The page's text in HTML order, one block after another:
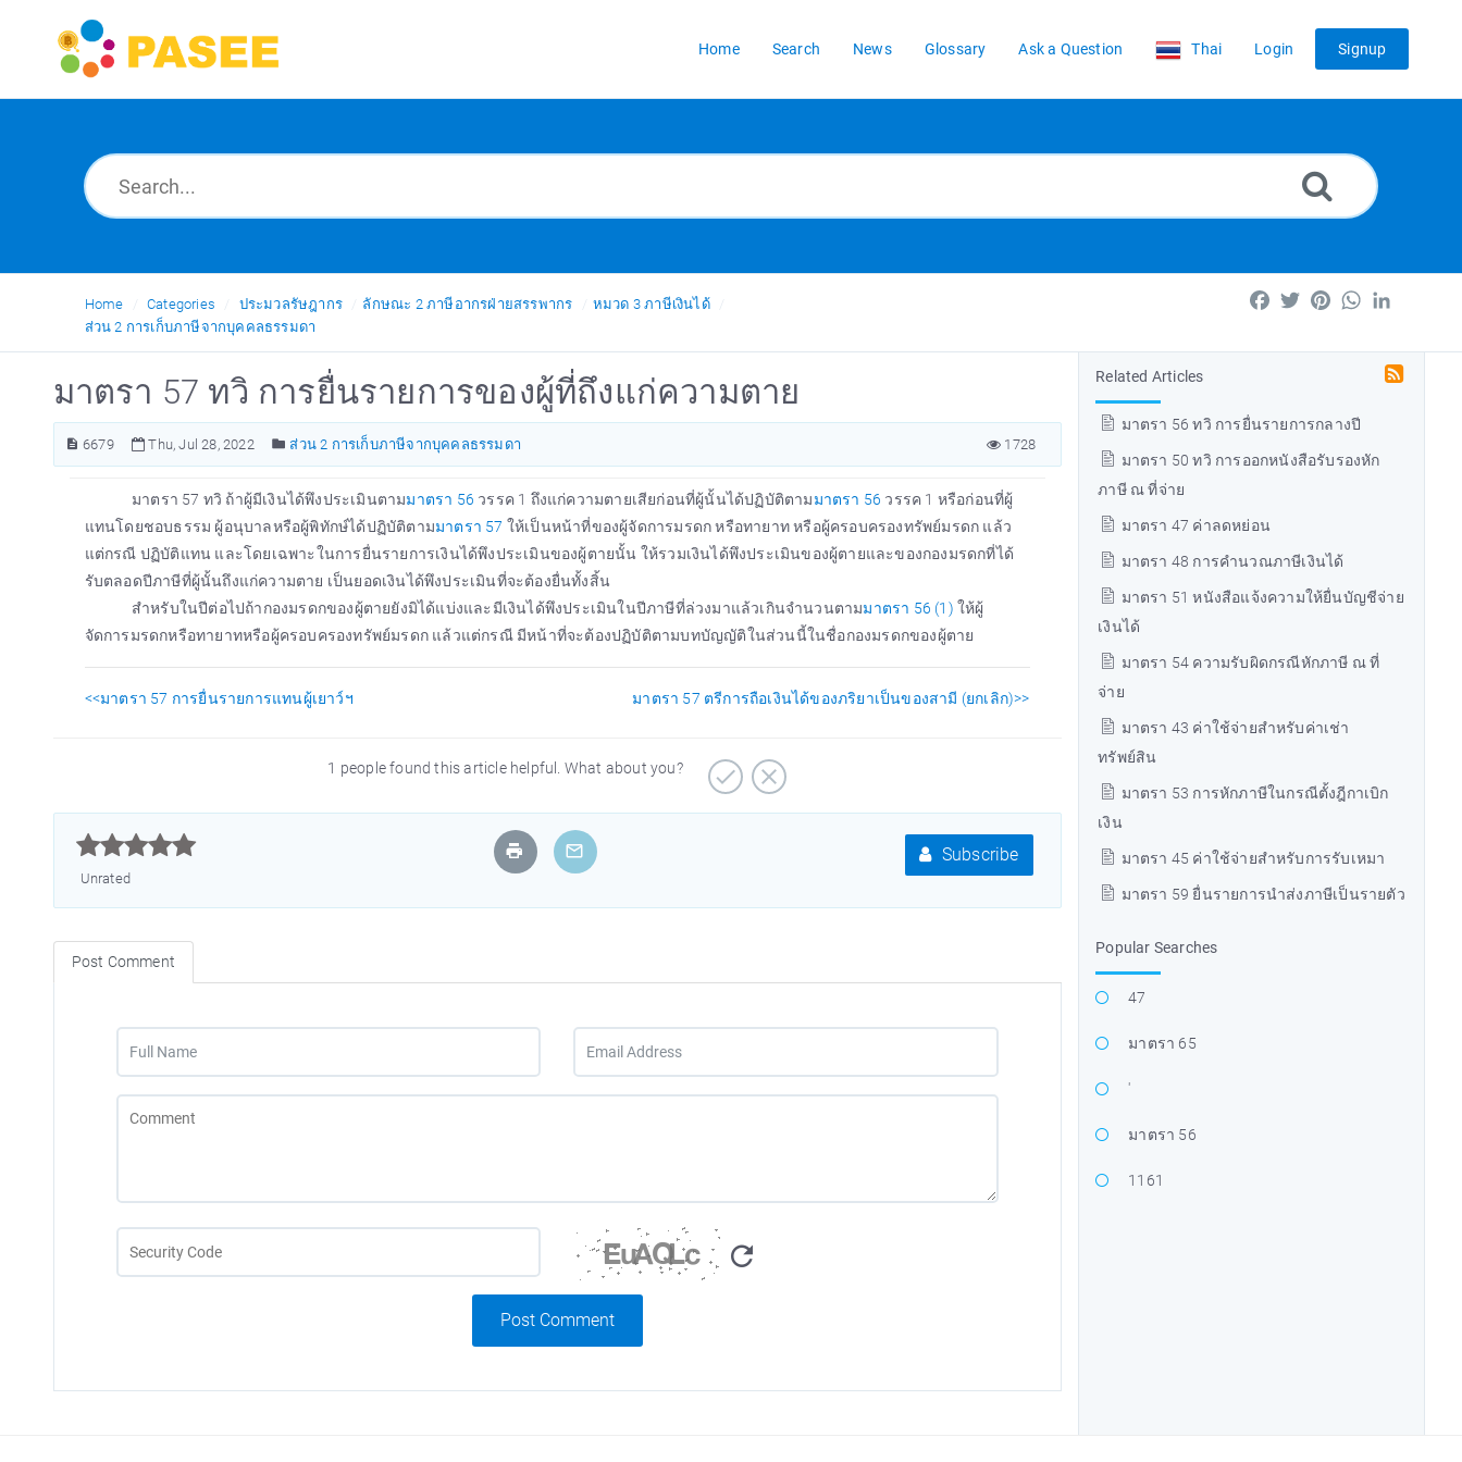
Home Search News Glossary Ask a Question Thai Login Signup
Home Categories ประมวลรัษฎากร ลักษณะ 2 ภาษีอากรฝ่ายสรรพากร
หมวด 3 ภาษีเงินได้
ส่วน 2 การเก็บภาษีจากบุคคลธรรมดา
Facebook
TwitterPinterestWhatsApp
Related Articles
มาตรา 56 ทวิ การยื่นรายการกลางปี
มาตรา 50 ทวิ การออกหนังสือรับรองหัก
ภาษี ณ ที่จ่าย
มาตรา 47 ค่าลดหย่อน
มาตรา 48 การคำนวณภาษีเงินได้
มาตรา 51 หนังสือแจ้งความให้ยื่นบัญชีจ่าย
เงินได้
มาตรา 54 ความรับผิดกรณีหักภาษี ณ ที่
จ่าย
มาตรา 43 ค่าใช้จ่ายสำหรับค่าเช่า
ทรัพย์สิน
มาตรา 53 การหักภาษีในกรณีตั้งฎีกาเบิก
เงิน
มาตรา 45 ค่าใช้จ่ายสำหรับการรับเหมา
มาตรา 59 ยื่นรายการนำส่งภาษีเป็นรายตัว
Popular Searches
47
มาตรา 65
'
มาตรา 56
1161
มาตรา 57 ทวิ การยื่นรายการของผู้ที่ถึงแก่ความตาย
6679 Thu, Jul 28, 2022 ส่วน 2 การเก็บภาษีจากบุคคลธรรมดา 1728
มาตรา 57 ทวิ ถ้าผู้มีเงินได้พึงประเมินตามมาตรา 56 วรรค 1 ถึงแก่ความตายเสียก่อนที่ผู้นั้นได้ปฏิบัติตามมาตรา 56 วรรค 1 หรือก่อนที่ผู้
แทนโดยชอบธรรม ผู้อนุบาลหรือผู้พิทักษ์ได้ปฏิบัติตามมาตรา 57 ให้เป็นหน้าที่ของผู้จัดการมรดก หรือทายาท หรือผู้ครอบครองทรัพย์มรดก แล้ว
แต่กรณี ปฏิบัติแทน และโดยเฉพาะในการยื่นรายการเงินได้พึงประเมินของผู้ตายนั้น ให้รวมเงินได้พึงประเมินของผู้ตายและของกองมรดกที่ได้
รับตลอดปีภาษีที่ผู้นั้นถึงแก่ความตาย เป็นยอดเงินได้พึงประเมินที่จะต้องยื่นทั้งสิ้น
สำหรับในปีต่อไปถ้ากองมรดกของผู้ตายยังมิได้แบ่งและมีเงินได้พึงประเมินในปีภาษีที่ล่วงมาแล้วเกินจำนวนตามมาตรา 56 (1) ให้ผู้
จัดการมรดกหรือทายาทหรือผู้ครอบครองทรัพย์มรดก แล้วแต่กรณี มีหน้าที่จะต้องปฏิบัติตามบทบัญญัติในส่วนนี้ในชื่อกองมรดกของผู้ตาย
<<มาตรา 57 การยื่นรายการแทนผู้เยาว์ฯ มาตรา 57 ตรีการถือเงินได้ของภริยาเป็นของสามี (ยกเลิก)>>
1 people found this article helpful. What about you?



Unrated
Subscribe
Post Comment
Post Comment